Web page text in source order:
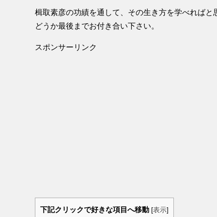
楫取素彦の功績を通して、その生き方を学べればと
どうか最後までお付き合い下さい。
スポンサーリンク
下記クリックで好きな項目へ移動 [表示]